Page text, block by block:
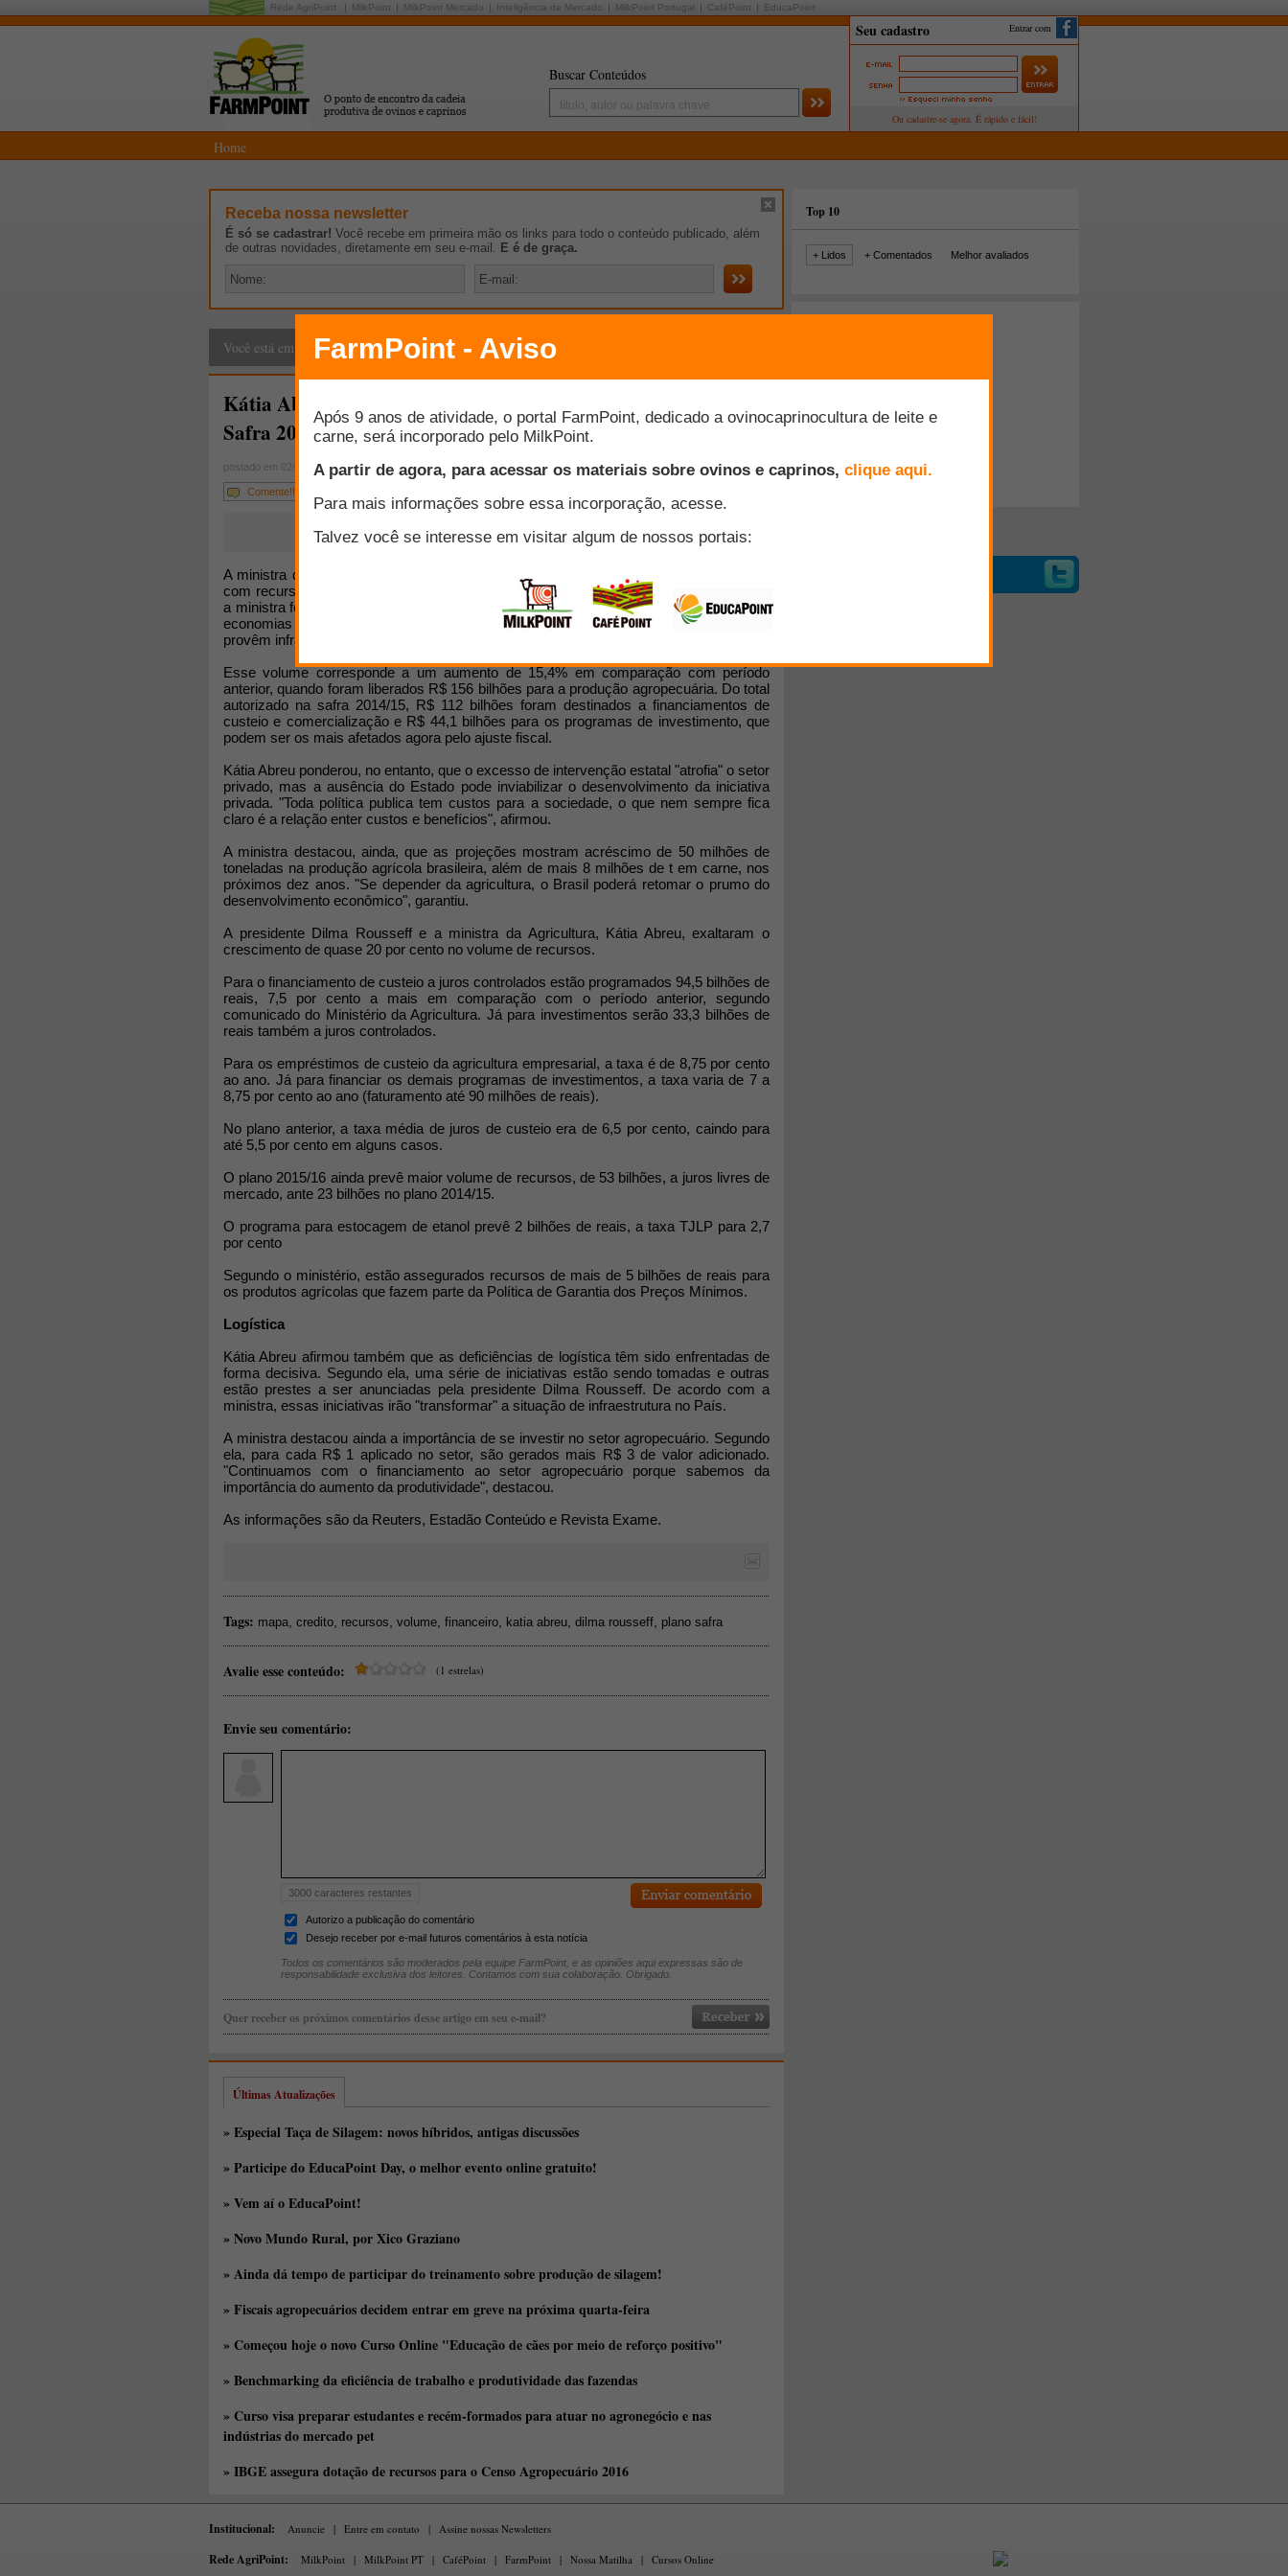
Rede AgriPoint: MilkPoint MilkPoint Mercado Inteligência de Mercado MilkPoint Portugal CaféPoint EducaPoint
Buscar Conteúdos
Entrar com
Home
Receba nossa newsletter
É só se cadastrar! Você recebe em primeira mão os links para todo o conteúdo publicado, além
de outras novidades, diretamente em seu e-mail. E é de graça.
Você está em: Cadeia Produtiva>Giro de Notícias
Kátia Abreu anuncia aumento dos recursos no Plano
Safra 2015/16: R$ 187,7 bilhões
postado em 02/06/2015
Comente!!!
A ministra da Agricultura, Kátia Abreu, divulgou terça-feira, 02, o Plano Safra 2015/16,
com recursos de R$ 187,7 bilhões para financiamento da produção. Em seu discurso,
a ministra fez uma defesa da parceria entre o setor público e privado. Ela disse que as
economias modernas e bem-sucedidas são as que combinam setor privado vigoroso e
provêm infraestrutura necessária à iniciativa privada.
Esse volume corresponde a um aumento de 15,4% em comparação com período
anterior, quando foram liberados R$ 156 bilhões para a produção agropecuária. Do total
autorizado na safra 2014/15, R$ 112 bilhões foram destinados a financiamentos de
custeio e comercialização e R$ 44,1 bilhões para os programas de investimento, que
podem ser os mais afetados agora pelo ajuste fiscal.
Kátia Abreu ponderou, no entanto, que o excesso de intervenção estatal "atrofia" o setor
privado, mas a ausência do Estado pode inviabilizar o desenvolvimento da iniciativa
privada. "Toda política publica tem custos para a sociedade, o que nem sempre fica
claro é a relação enter custos e benefícios", afirmou.
A ministra destacou, ainda, que as projeções mostram acréscimo de 50 milhões de
toneladas na produção agrícola brasileira, além de mais 8 milhões de t em carne, nos
próximos dez anos. "Se depender da agricultura, o Brasil poderá retomar o prumo do
desenvolvimento econômico", garantiu.
A presidente Dilma Rousseff e a ministra da Agricultura, Kátia Abreu, exaltaram o
crescimento de quase 20 por cento no volume de recursos.
Para o financiamento de custeio a juros controlados estão programados 94,5 bilhões de
reais, 7,5 por cento a mais em comparação com o período anterior, segundo
comunicado do Ministério da Agricultura. Já para investimentos serão 33,3 bilhões de
reais também a juros controlados.
Para os empréstimos de custeio da agricultura empresarial, a taxa é de 8,75 por cento
ao ano. Já para financiar os demais programas de investimentos, a taxa varia de 7 a
8,75 por cento ao ano (faturamento até 90 milhões de reais).
No plano anterior, a taxa média de juros de custeio era de 6,5 por cento, caindo para
até 5,5 por cento em alguns casos.
O plano 2015/16 ainda prevê maior volume de recursos, de 53 bilhões, a juros livres de
mercado, ante 23 bilhões no plano 2014/15.
O programa para estocagem de etanol prevê 2 bilhões de reais, a taxa TJLP para 2,7
por cento
Segundo o ministério, estão assegurados recursos de mais de 5 bilhões de reais para
os produtos agrícolas que fazem parte da Política de Garantia dos Preços Mínimos.
Logística
Kátia Abreu afirmou também que as deficiências de logística têm sido enfrentadas de
forma decisiva. Segundo ela, uma série de iniciativas estão sendo tomadas e outras
estão prestes a ser anunciadas pela presidente Dilma Rousseff. De acordo com a
ministra, essas iniciativas irão "transformar" a situação de infraestrutura no País.
A ministra destacou ainda a importância de se investir no setor agropecuário. Segundo
ela, para cada R$ 1 aplicado no setor, são gerados mais R$ 3 de valor adicionado.
"Continuamos com o financiamento ao setor agropecuário porque sabemos da
importância do aumento da produtividade", destacou.
As informações são da Reuters, Estadão Conteúdo e Revista Exame.
Tags: mapa credito recursos volume financeiro katia abreu dilma rousseff plano safra
Avalie esse conteúdo: (1 estrelas)
Envie seu comentário:
3000 caracteres restantes
Autorizo a publicação do comentário
Desejo receber por e-mail futuros comentários à esta notícia
Todos os comentários são moderados pela equipe FarmPoint, e as opiniões aqui expressas são de
responsabilidade exclusiva dos leitores. Contamos com sua colaboração. Obrigado.
Quer receber os próximos comentários desse artigo em seu e-mail?
Últimas Atualizações
» Especial Taça de Silagem: novos híbridos, antigas discussões
» Participe do EducaPoint Day, o melhor evento online gratuito!
» Vem aí o EducaPoint!
» Novo Mundo Rural, por Xico Graziano
» Ainda dá tempo de participar do treinamento sobre produção de silagem!
» Fiscais agropecuários decidem entrar em greve na próxima quarta-feira
» Começou hoje o novo Curso Online "Educação de cães por meio de reforço positivo"
» Benchmarking da eficiência de trabalho e produtividade das fazendas
» Curso visa preparar estudantes e recém-formados para atuar no agronegócio e nas
indústrias do mercado pet
» IBGE assegura dotação de recursos para o Censo Agropecuário 2016
Top 10
+ Lidos + Comentados Melhor avaliados
Institucional: Anuncie | Entre em contato | Assine nossas Newsletters
Rede AgriPoint: MilkPoint | MilkPoint PT | CaféPoint | FarmPoint | Nossa Matilha | Cursos Online